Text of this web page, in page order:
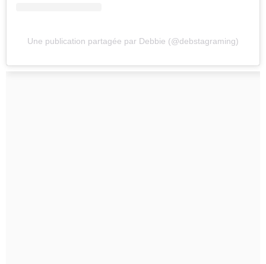
Une publication partagée par Debbie (@debstagraming)